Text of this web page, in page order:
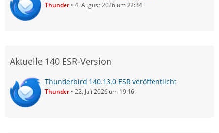
Thunder 4. August 2026 um 22:34
Aktuelle 140 ESR-Version
Thunderbird 140.13.0 ESR veröffentlicht
Thunder 22. Juli 2026 um 19:16